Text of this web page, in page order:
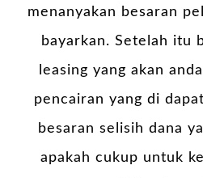
menanyakan besaran
bayarkan. Setelah itu
leasing yang akan
pencairan yang di
besaran selisih dana
apakah cukup untuk